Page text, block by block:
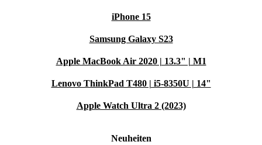
iPhone 15
Samsung Galaxy S23
Apple MacBook Air 2020 | 13.3" | M1
Lenovo ThinkPad T480 | i5-8350U | 14"
Apple Watch Ultra 2 (2023)
Neuheiten